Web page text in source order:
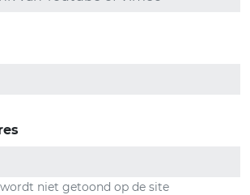
niet getoond op de site